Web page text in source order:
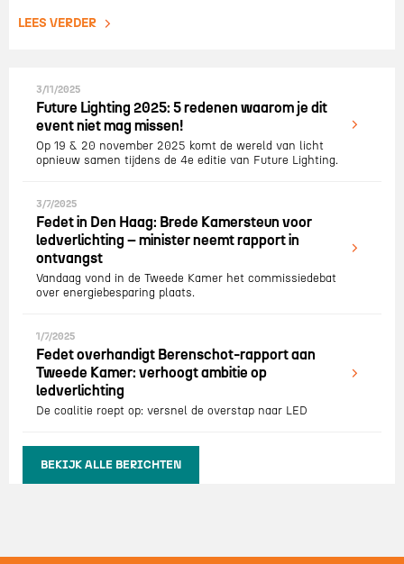
LEES VERDER
3/11/2025
Future Lighting 2025: 5 redenen waarom je dit
event niet mag missen!
Op 19 & 20 november 2025 komt de wereld van licht
opnieuw samen tijdens de 4e editie van Future Lighting.
3/7/2025
Fedet in Den Haag: Brede Kamersteun voor
ledverlichting – minister neemt rapport in
ontvangst
Vandaag vond in de Tweede Kamer het commissiedebat
over energiebesparing plaats.
1/7/2025
Fedet overhandigt Berenschot-rapport aan
Tweede Kamer: verhoogt ambitie op
ledverlichting
De coalitie roept op: versnel de overstap naar LED
BEKIJK ALLE BERICHTEN